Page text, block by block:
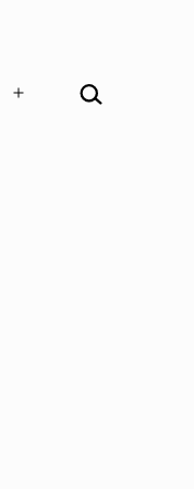
Suchen …